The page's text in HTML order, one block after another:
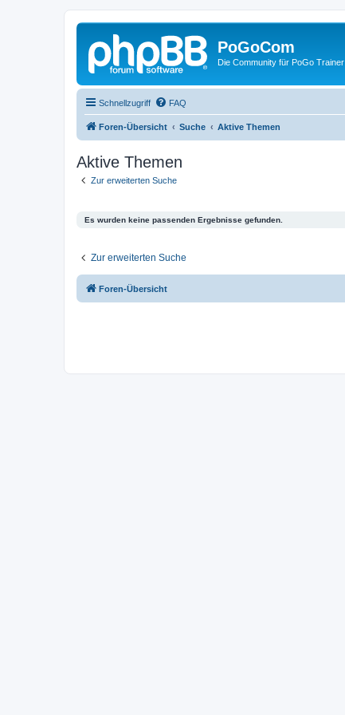
PoGoCom
Die Community für PoGo Trainer
Schnellzugriff FAQ
Foren-Übersicht Suche Aktive Themen
Aktive Themen
Zur erweiterten Suche
Es wurden keine passenden Ergebnisse gefunden.
Zur erweiterten Suche
Foren-Übersicht